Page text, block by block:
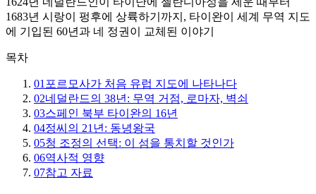
1683년 시랑이 펑후에 상륙하기까지, 타이완이 세계 무역 지도
에 기입된 60년과 네 정권이 교체된 이야기
목차
01 포르모사가 처음 유럽 지도에 나타나다
02네덜란드의 38년: 무역 거점, 로마자, 벽쇠
03스페인 북부 타이완의 16년
04정씨의 21년: 동녕왕국
05청 조정의 선택: 이 섬을 통치할 것인가
06역사적 영향
07참고 자료